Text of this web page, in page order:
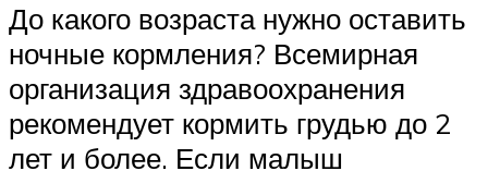
До какого возраста нужно оставить
ночные кормления? Всемирная
организация здравоохранения
рекомендует кормить грудью до 2
лет и более. Если малыш